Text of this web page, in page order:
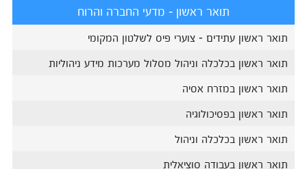
תואר ראשון - מדעי החברה והרוח
תואר ראשון עתידים - צוערי פיס לשלטון המקומי
תואר ראשון בכלכלה וניהול מסלול מערכות מידע ניהוליות
תואר ראשון במזרח אסיה
תואר ראשון בפסיכולוגיה
תואר ראשון בכלכלה וניהול
תואר ראשון בעבודה סוציאלית